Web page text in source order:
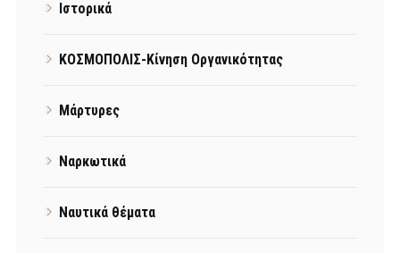
Ιστορικά
ΚΟΣΜΟΠΟΛΙΣ-Κίνηση Οργανικότητας
Μάρτυρες
Ναρκωτικά
Ναυτικά θέματα